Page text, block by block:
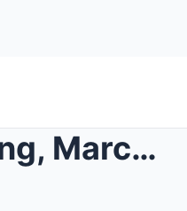
Byron Stripling, Marcus Belgrave, Dizzy Gillespie,...